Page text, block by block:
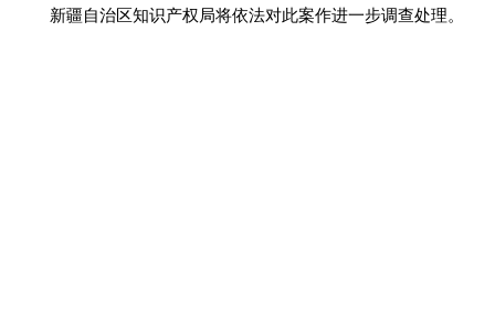
新疆自治区知识产权局将依法对此案作进一步调查处理。